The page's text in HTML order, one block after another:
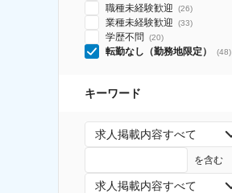
職種未経験歓迎 (26)
業種未経験歓迎 (33)
学歴不問 (20)
転勤なし（勤務地限定） (48)
キーワード
求人掲載内容すべて
を含む
求人掲載内容すべて